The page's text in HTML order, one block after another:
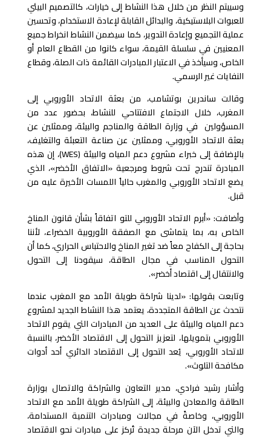
وسييتم النظر من خلال هذا النشاط إلى خيارات، كالتصميم البيئي
للعبوات البلاستيكية، والبدائل القابلة لإعادة الاستخدام، وتحسين
عملية التجميع وإعادة التدوير، كما سيضمن النشاط انخراط جميع
المعنيين في سلسلة القيمة، سواء كانوا من القطاع العام أو
الخاص، وسيأخذ في الاعتبار المبادرات القائمة ذات الصلة، وقطاع
النفايات غير الرسمي.
وقالت ساندرين بوتشامب، من بعثة الاتحاد الأوروبي إلى
المغرب، خلال الاجتماع الافتتاحي للنشاط، بحضور عدد من
المسؤولين في وزارة الطاقة والمناجم والبيئة، وممثلين عن
بعثة الاتحاد الأوروبي، وممثلين عن صناعة التعبئة والتغليف،
بالإضافة إلى خبراء مشروع دعم المياه والبيئة (WES)، إن هذه
المبادرة تندرج تحت شروط ومرجعية «الاتفاق الأخضر»، الذي
يضع الاتحاد الأوروبي والمغرب حالياُ اللمسات الأخيرة عليه من
قبل.
وأضافت: «أبرم الاتحاد الأوروبي للتو اتفاقاً بشأن قانون المناخ
الخاص به، بما يتماشى مع الصفقة الأوروبية الخضراء، لأننا
بحاجة إلى الكفاح معاً ضد تغير المناخ والاحتباس الحراري، كما أن
التحول المناسب في مجال الطاقة، سيقودنا إلى التحول
والانتقال إلى اقتصاد أخضر».
وتابعت بقولها: «لدينا شراكة طويلة الأمد مع المغرب عندما
نتحدث عن الطاقة المتجددة، يعتمد هذا النشاط الجديد لمشروع
دعم المياه والبيئة على العديد من المبادرات التي يقوم الاتحاد
الأوروبي بتمويلها، لتعزيز التحول إلى الاقتصاد الأخضر، بالنسبة
للاتحاد الأوروبي، يُعد التحول إلى الاقتصاد الدائري أحد أدوات
مكافحة التلوث».
وأشار رشيد فرادي، مدير التعاون والشراكة والاتصال بوزارة
الطاقة والمعادن والبيئة، إلى الشراكة طويلة الأمد مع الاتحاد
الأوروبي، وخاصةً في مجالات ومبادرات التنمية المستدامة،
والتي تدخل الآن مرحلة جديدة تُركز على مبادرات نحو الاقتصاد